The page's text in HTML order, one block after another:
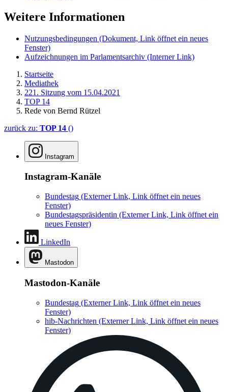
Weitere Informationen
Nutzungsbedingungen (Dokument, Link öffnet ein neues
Fenster)
Aufzeichnungen im Parlamentsarchiv (Interner Link)
Startseite
Mediathek
221. Sitzung vom 15.04.2021
TOP 14
Rede von Bernd Rützel
zurück zu: TOP 14 ()
Instagram
Instagram-Kanäle
Bundestag (Externer Link, Link öffnet ein neues
Fenster)
Bundestagspräsidentin (Externer Link, Link öffnet ein
neues Fenster)
LinkedIn
Mastodon
Mastodon-Kanäle
Bundestag (Externer Link, Link öffnet ein neues
Fenster)
hib-Nachrichten (Externer Link, Link öffnet ein neues
Fenster)